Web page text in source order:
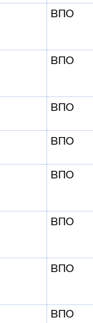
ВПО
ВПО
ВПО
ВПО
ВПО
ВПО
ВПО
ВПО